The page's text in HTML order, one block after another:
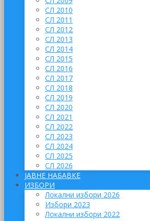
СЛ 2010
СЛ 2011
СЛ 2012
СЛ 2013
СЛ 2014
СЛ 2015
СЛ 2016
СЛ 2017
СЛ 2018
СЛ 2019
СЛ 2020
СЛ 2021
СЛ 2022
СЛ 2023
СЛ 2024
СЛ 2025
СЛ 2026
ЈАВНЕ НАБАВКЕ
ИЗБОРИ
Локални избори 2026
Избори 2023
Локални избори 2022